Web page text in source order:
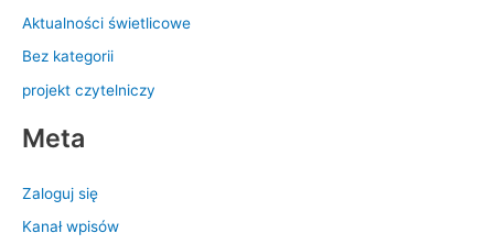
Aktualności świetlicowe
Bez kategorii
projekt czytelniczy
Meta
Zaloguj się
Kanał wpisów